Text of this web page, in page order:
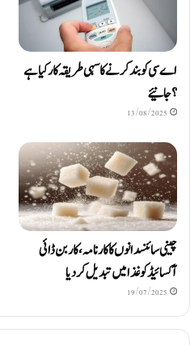
اے سی کو بند کرنے کا سہی طریقہ کار کیا ہے
؟ جانیئے
13/08/2025
چینی سائنسدانوں کا کارنامہ، کاربن ڈائی
آکسائیڈ کو غذا میں تبدیل کردیا
19/07/2025